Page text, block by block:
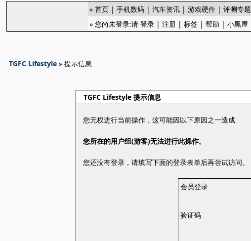
»首页 |手机数码 |汽车资讯 |游戏硬件 |评测专题
» 您尚未登录:请登录 |注册 |标签 |帮助 |小黑屋
TGFC Lifestyle » 提示信息
TGFC Lifestyle 提示信息
您无权进行当前操作，这可能因以下原因之一造成
您所在的用户组(游客)无法进行此操作。
您还没有登录，请填写下面的登录表单后再尝试访问。
会员登录
验证码